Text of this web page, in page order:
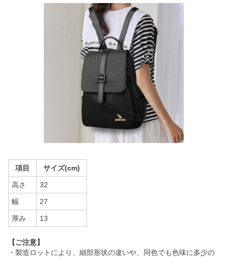
項目 サイズ(cm)
高さ 32
幅 27
厚み 13
【ご注意】
・製造ロットにより、細部形状の違いや、同色でも色味に多少の